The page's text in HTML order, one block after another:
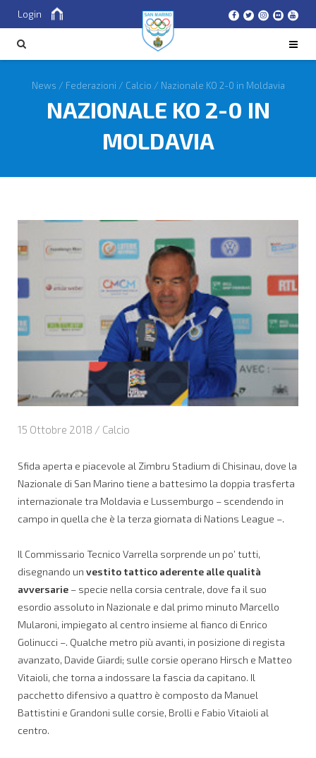
Login
News / Federazioni / Calcio / Nazionale KO 2-0 in Moldavia
NAZIONALE KO 2-0 IN
MOLDAVIA
15 Ottobre 2018 / Calcio
Sfida aperta e piacevole al Zimbru Stadium di Chisinau, dove la
Nazionale di San Marino tiene a battesimo la doppia trasferta
internazionale tra Moldavia e Lussemburgo – scendendo in
campo in quella che è la terza giornata di Nations League –.
Il Commissario Tecnico Varrella sorprende un po’ tutti,
disegnando un vestito tattico aderente alle qualità
avversarie – specie nella corsia centrale, dove fa il suo
esordio assoluto in Nazionale e dal primo minuto Marcello
Mularoni, impiegato al centro insieme al fianco di Enrico
Golinucci –. Qualche metro più avanti, in posizione di regista
avanzato, Davide Giardi; sulle corsie operano Hirsch e Matteo
Vitaioli, che torna a indossare la fascia da capitano. Il
pacchetto difensivo a quattro è composto da Manuel
Battistini e Grandoni sulle corsie, Brolli e Fabio Vitaioli al
centro.